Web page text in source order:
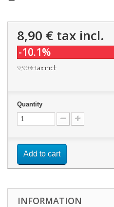
8,90 € tax incl.
-10.1%
9,90 €tax incl.
Quantity
Add to cart
INFORMATION